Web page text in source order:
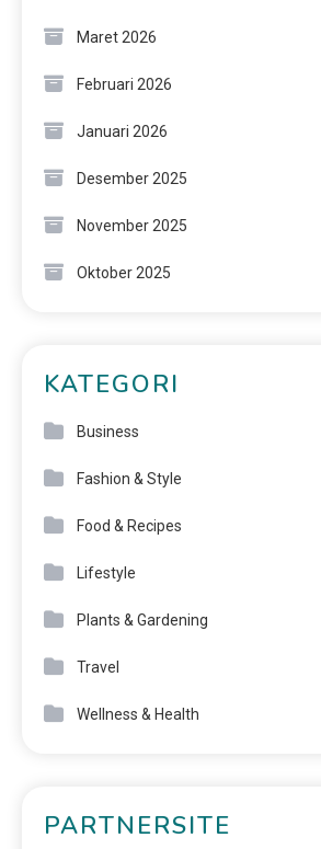
Maret 2026
Februari 2026
Januari 2026
Desember 2025
November 2025
Oktober 2025
KATEGORI
Business
Fashion & Style
Food & Recipes
Lifestyle
Plants & Gardening
Travel
Wellness & Health
PARTNERSITE